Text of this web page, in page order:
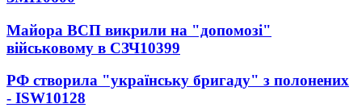
Майора ВСП викрили на "допомозі"
військовому в СЗЧ10399
РФ створила "українську бригаду" з полонених
- ISW10128